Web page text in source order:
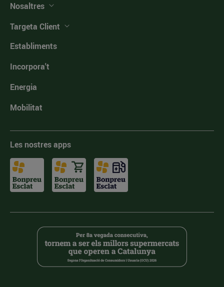
Nosaltres
Targeta Client
Establiments
Incorpora't
Energia
Mobilitat
Les nostres apps